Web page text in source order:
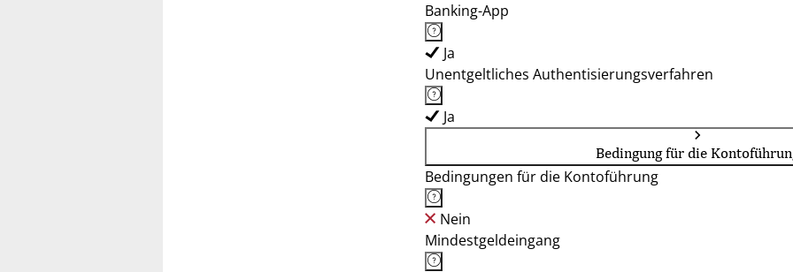
Banking-App
Ja
Unentgeltliches Authentisierungsverfahren
Ja
Bedingung für die
Bedingungen für die Kontoführung
Nein
Mindestgeldeingang